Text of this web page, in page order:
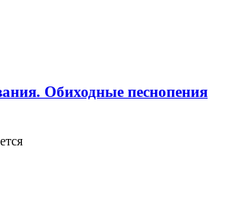
Обиходные песнопения